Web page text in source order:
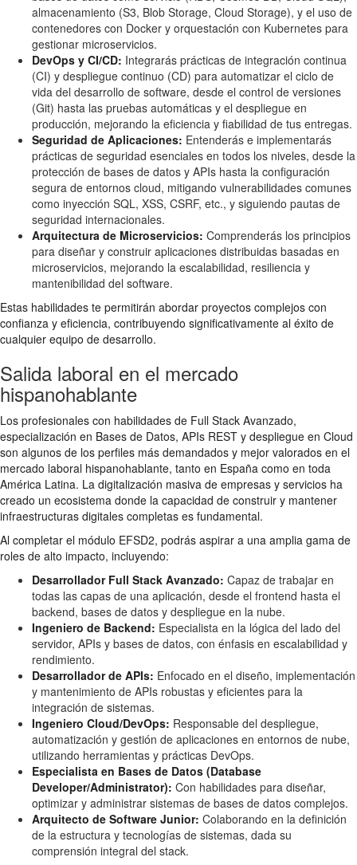
almacenamiento (S3, Blob Storage, Cloud Storage), y el uso de
contenedores con Docker y orquestación con Kubernetes para
gestionar microservicios.
DevOps y CI/CD: Integrarás prácticas de integración continua
(CI) y despliegue continuo (CD) para automatizar el ciclo de
vida del desarrollo de software, desde el control de versiones
(Git) hasta las pruebas automáticas y el despliegue en
producción, mejorando la eficiencia y fiabilidad de tus entregas.
Seguridad de Aplicaciones: Entenderás e implementarás
prácticas de seguridad esenciales en todos los niveles, desde la
protección de bases de datos y APIs hasta la configuración
segura de entornos cloud, mitigando vulnerabilidades comunes
como inyección SQL, XSS, CSRF, etc., y siguiendo pautas de
seguridad internacionales.
Arquitectura de Microservicios: Comprenderás los principios
para diseñar y construir aplicaciones distribuidas basadas en
microservicios, mejorando la escalabilidad, resiliencia y
mantenibilidad del software.
Estas habilidades te permitirán abordar proyectos complejos con
confianza y eficiencia, contribuyendo significativamente al éxito de
cualquier equipo de desarrollo.
Salida laboral en el mercado
hispanohablante
Los profesionales con habilidades de Full Stack Avanzado,
especialización en Bases de Datos, APIs REST y despliegue en Cloud
son algunos de los perfiles más demandados y mejor valorados en el
mercado laboral hispanohablante, tanto en España como en toda
América Latina. La digitalización masiva de empresas y servicios ha
creado un ecosistema donde la capacidad de construir y mantener
infraestructuras digitales completas es fundamental.
Al completar el módulo EFSD2, podrás aspirar a una amplia gama de
roles de alto impacto, incluyendo:
Desarrollador Full Stack Avanzado: Capaz de trabajar en
todas las capas de una aplicación, desde el frontend hasta el
backend, bases de datos y despliegue en la nube.
Ingeniero de Backend: Especialista en la lógica del lado del
servidor, APIs y bases de datos, con énfasis en escalabilidad y
rendimiento.
Desarrollador de APIs: Enfocado en el diseño, implementación
y mantenimiento de APIs robustas y eficientes para la
integración de sistemas.
Ingeniero Cloud/DevOps: Responsable del despliegue,
automatización y gestión de aplicaciones en entornos de nube,
utilizando herramientas y prácticas DevOps.
Especialista en Bases de Datos (Database
Developer/Administrator): Con habilidades para diseñar,
optimizar y administrar sistemas de bases de datos complejos.
Arquitecto de Software Junior: Colaborando en la definición
de la estructura y tecnologías de sistemas, dada su
comprensión integral del stack.